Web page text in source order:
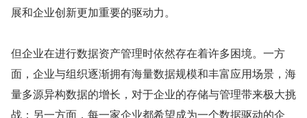
展和企业创新更加重要的驱动力。
但企业在进行数据资产管理时依然存在着许多困境。一方
面，企业与组织逐渐拥有海量数据规模和丰富应用场景，海
量多源异构数据的增长，对于企业的存储与管理带来极大挑
战；另一方面，每一家企业都希望成为一个数据驱动的企